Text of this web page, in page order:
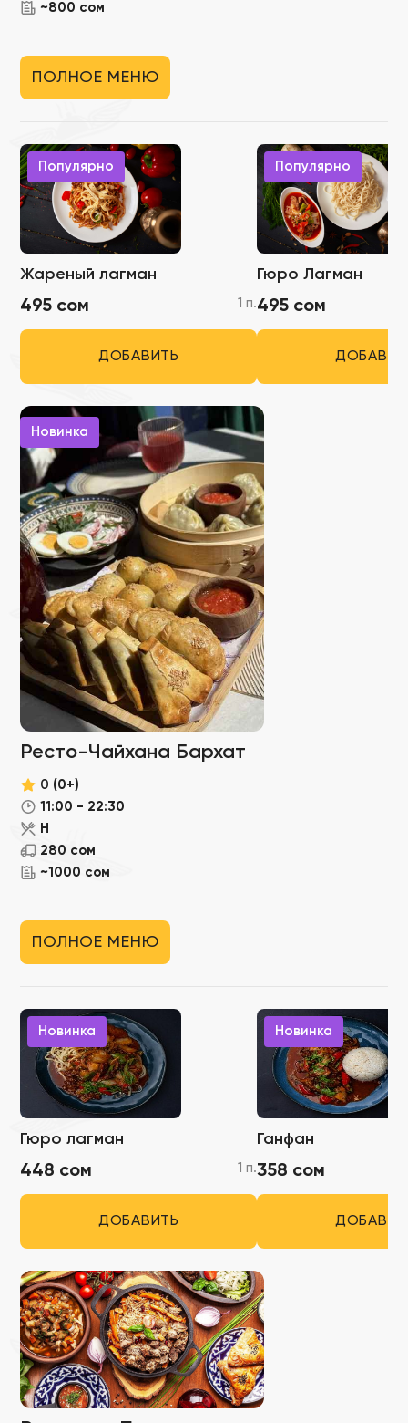
~800 сом
ПОЛНОЕ МЕНЮ
Популярно
Жареный лагман
495 сом 1 п.
ДОБАВИТЬ
Популярно
Гюро Лагман
495 сом
Ресто-Чайхана Бархат
0 (0+)
11:00 - 22:30
Н
280 сом
~1000 сом
Новинка
ПОЛНОЕ МЕНЮ
Новинка
Гюро лагман
448 сом 1 п.
ДОБАВИТЬ
Новинка
Ганфан
358 сом